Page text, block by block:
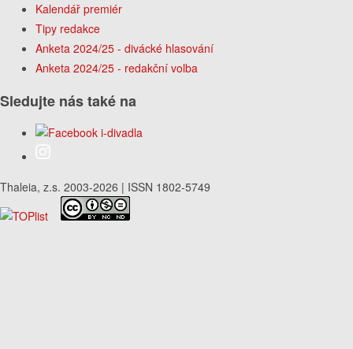
Kalendář premiér
Tipy redakce
Anketa 2024/25 - divácké hlasování
Anketa 2024/25 - redakční volba
Sledujte nás také na
Thaleia, z.s. 2003-2026 | ISSN 1802-5749